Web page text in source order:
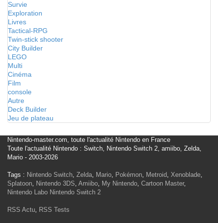
Survie
Exploration
Livres
Tactical-RPG
Twin-stick shooter
City Builder
LEGO
Multi
Cinéma
Film
console
Autre
Deck Builder
Jeu de plateau
Nintendo-master.com, toute l'actualité Nintendo en France
Toute l'actualité Nintendo : Switch, Nintendo Switch 2, amiibo, Zelda,
Mario - 2003-2026
Tags : Nintendo Switch, Zelda, Mario, Pokémon, Metroid, Xenoblade,
Splatoon, Nintendo 3DS, Amiibo, My Nintendo, Cartoon Master,
Nintendo Labo Nintendo Switch 2
RSS Actu, RSS Tests